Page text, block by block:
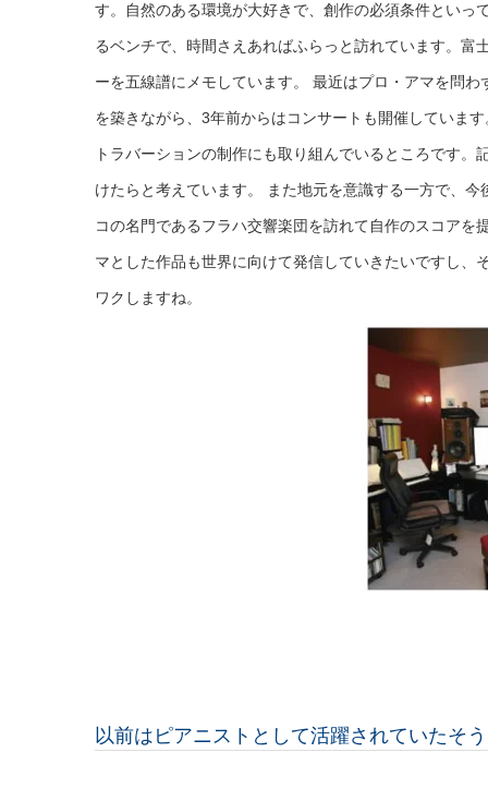
す。自然のある環境が大好きで、創作の必須条件といっ
るベンチで、時間さえあればふらっと訪れています。
ーを五線譜にメモしています。 最近はプロ・アマを問
を築きながら、3年前からはコンサートも開催していま
トラバーションの制作にも取り組んでいるところです
けたらと考えています。 また地元を意識する一方で、
コの名門であるフラハ交響楽団を訪れて自作のスコア
マとした作品も世界に向けて発信していきたいですし
ワクしますね。
以前はピアニストとして活躍されていたそ